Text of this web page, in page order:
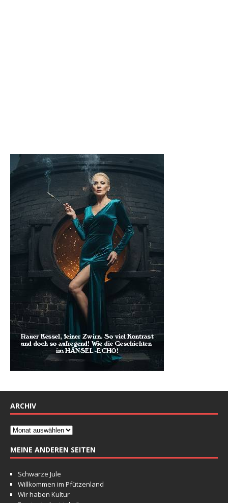
ARCHIV
MEINE ANDEREN SEITEN
Schwarze Jule
Willkommen im Pfützenland
Wir haben Kultur